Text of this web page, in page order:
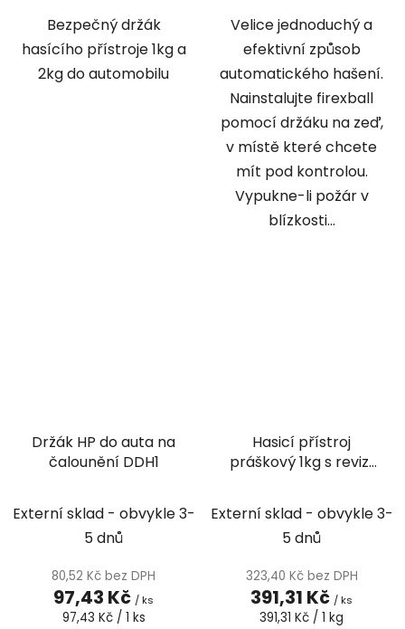
Bezpečný držák
hasícího přístroje 1kg a
2kg do automobilu
Velice jednoduchý a
efektivní způsob
automatického hašení.
Nainstalujte firexball
pomocí držáku na zeď,
v místě které chcete
mít pod kontrolou.
Vypukne-li požár v
blízkosti...
Držák HP do auta na
čalounění DDH1
Externí sklad - obvykle 3-
5 dnů
80,52 Kč bez DPH
97,43 Kč / ks
Měrná
97,43 Kč / 1 ks
Hasicí přístroj
práškový 1kg s revizí
Externí sklad - obvykle 3-
5 dnů
323,40 Kč bez DPH
391,31 Kč / ks
Měrná
391,31 Kč / 1 kg